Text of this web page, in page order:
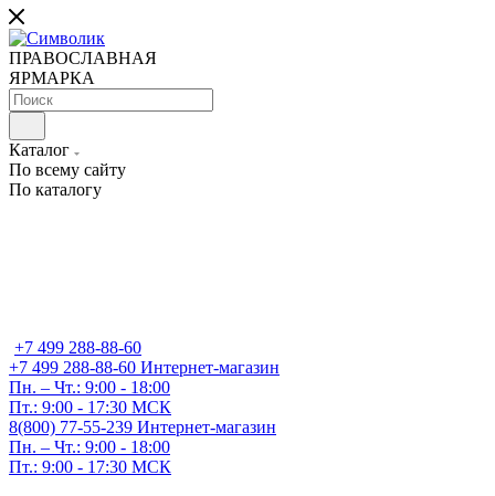
ПРАВОСЛАВНАЯ
ЯРМАРКА
Каталог
По всему сайту
По каталогу
+7 499 288-88-60
+7 499 288-88-60 Интернет-магазин
Пн. – Чт.: 9:00 - 18:00
Пт.: 9:00 - 17:30 МСК
8(800) 77-55-239 Интернет-магазин
Пн. – Чт.: 9:00 - 18:00
Пт.: 9:00 - 17:30 МСК